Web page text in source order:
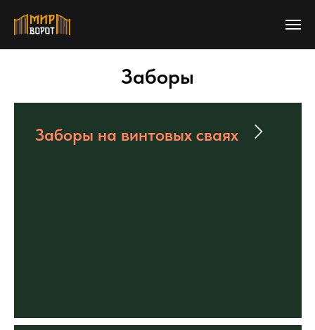
Заборы
Заборы на винтовых сваях